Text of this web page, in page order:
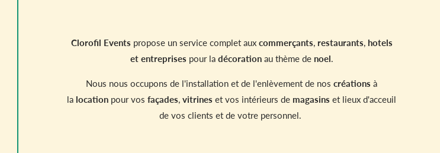
Clorofil Events propose un service complet auxcommerçants, restaurants, hotels
et entreprises pour ladécorationau thème de noel.
Nous nous occupons de l'installation et de l'enlèvement de nos créations à
la location pour vos façades,vitrines et vos intérieurs de magasins et lieux d'acceuil
de vos clients et de votre personnel.